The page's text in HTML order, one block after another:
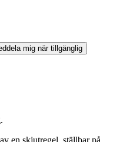
mig när tillgänglig